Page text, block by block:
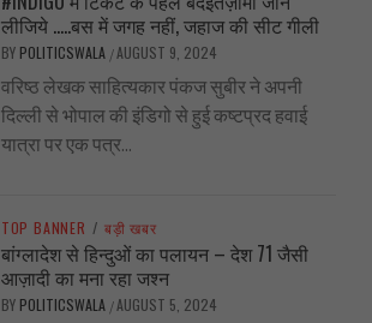
लीजिये …..बस में जगह नहीं, जहाज की सीट गीली
BY POLITICSWALA /AUGUST 9, 2024
वरिष्ठ लेखक साहित्यकार पंकज सुबीर ने अपनी
दिल्ली से भोपाल की इंडिगो से हुई कष्टप्रद हवाई
यात्रा पर एक पत्र...
TOP BANNER / बड़ी खबर
बांग्लादेश से हिन्दुओं का पलायन – देश 71 जैसी
आज़ादी का मना रहा जश्न
BY POLITICSWALA /AUGUST 5, 2024